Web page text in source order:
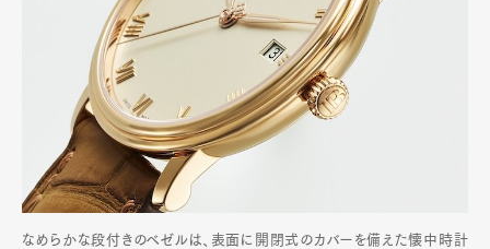
なめらかな段付きのベゼルは、表面に開閉式のカバーを備えた懐中時計